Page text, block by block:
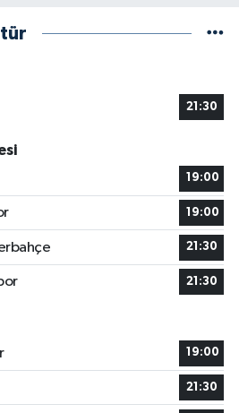
21:30
19:00
19:00
21:30
21:30
19:00
21:30